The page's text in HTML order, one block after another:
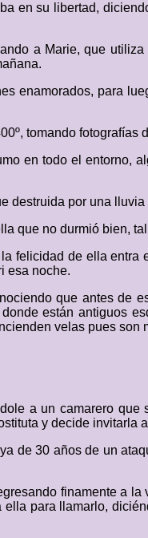
en su libertad,
a Marie, que
enamorados, para
tomando fotografías
en todo el entorno,
destruida por una
que no durmió bien,
felicidad de ella
esa noche.
que antes de
están antiguos
velas pues son
a un camarero
y decide invitarla
de 30 años de un
finamente a
para llamarlo,